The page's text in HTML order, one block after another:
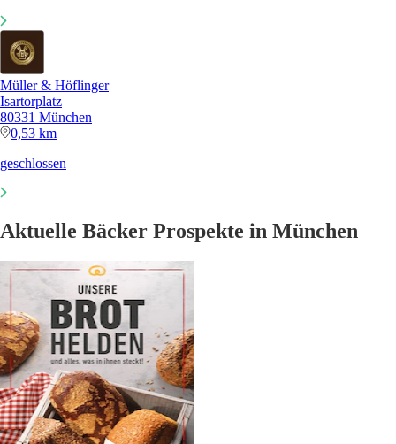
Müller & Höflinger
Isartorplatz
80331 München
0,53 km
geschlossen
Aktuelle Bäcker Prospekte in München